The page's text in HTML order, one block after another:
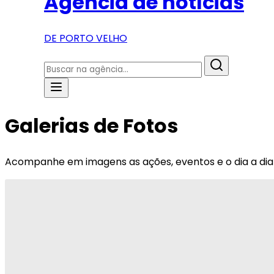
DE PORTO VELHO
Galerias de Fotos
Acompanhe em imagens as ações, eventos e o dia a